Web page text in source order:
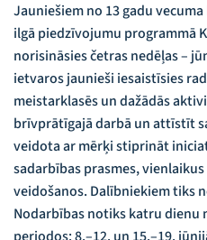
Jauniešiem no 13 gadu
ilgā piedzīvojumu programmā
norisināsies četras nedēļas –
ietvaros jaunieši iesaistīsies
meistarklasēs un dažādās
brīvprātīgajā darbā un attīstīt
veidota ar mērķi stiprināt
sadarbības prasmes,
veidošanos. Dalībniekiem tiks
Nodarbības notiks katru dienu